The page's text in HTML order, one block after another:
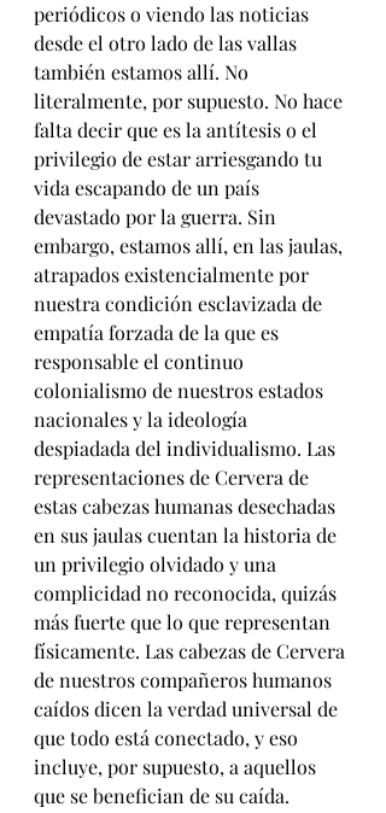
periódicos o viendo las noticias
desde el otro lado de las vallas
también estamos allí. No
literalmente, por supuesto. No hace
falta decir que es la antítesis o el
privilegio de estar arriesgando tu
vida escapando de un país
devastado por la guerra. Sin
embargo, estamos allí, en las jaulas,
atrapados existencialmente por
nuestra condición esclavizada de
empatía forzada de la que es
responsable el continuo
colonialismo de nuestros estados
nacionales y la ideología
despiadada del individualismo. Las
representaciones de Cervera de
estas cabezas humanas desechadas
en sus jaulas cuentan la historia de
un privilegio olvidado y una
complicidad no reconocida, quizás
más fuerte que lo que representan
físicamente. Las cabezas de Cervera
de nuestros compañeros humanos
caídos dicen la verdad universal de
que todo está conectado, y eso
incluye, por supuesto, a aquellos
que se benefician de su caída.